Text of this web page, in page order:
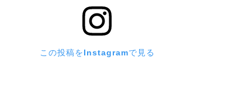
この投稿をInstagramで見る